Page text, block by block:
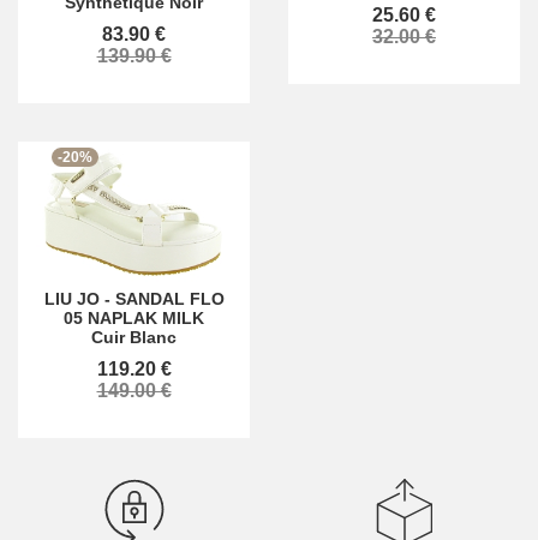
83.90 €
139.90 €
25.60 €
32.00 €
-20%
LIU JO- SANDAL FLO
05 NAPLAK MILK
Cuir Blanc
119.20 €
149.00 €